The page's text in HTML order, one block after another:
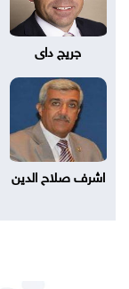
جريج داى
اشرف صلاح الدين